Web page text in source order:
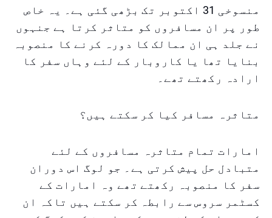
منسوخی 31 اکتوبر تک بڑھی گئی ہے۔ یہ خاص
طور پر ان مسافروں کو متاثر کرتا ہے جنہوں
نے جلد ہی ان ممالک کا دورہ کرنے کا منصوبہ
بنایا تھا یا کاروبار کے لئے وہاں سفر کا
ارادہ رکھتے تھے۔
متاثرہ مسافر کیا کر سکتے ہیں؟
امارات تمام متاثرہ مسافروں کے لئے
متبادل حل پیش کرتی ہے۔ جو لوگ اس دوران
سفر کا منصوبہ رکھتے تھے وہ امارات کے
کسٹمر سروس سے رابطہ کر سکتے ہیں تاکہ ان